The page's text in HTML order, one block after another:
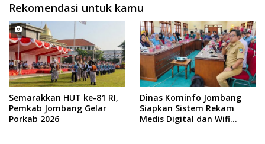
Rekomendasi untuk kamu
Semarakkan HUT ke-81 RI,
Pemkab Jombang Gelar
Porkab 2026
Dinas Kominfo Jombang
Siapkan Sistem Rekam
Medis Digital dan Wifi